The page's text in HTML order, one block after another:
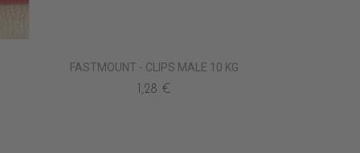
ROYAL
FASTMOUNT - CLIPS MALE 10 KG
1,28 €